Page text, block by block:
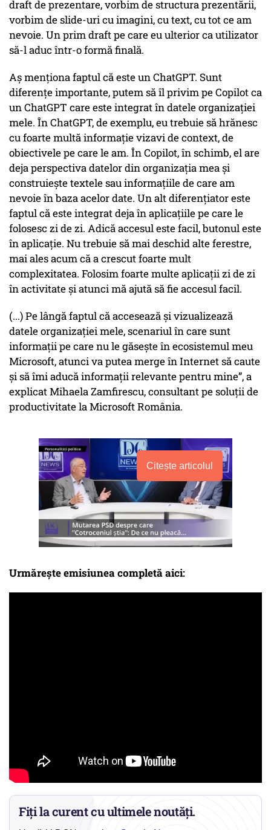
draft de prezentare, vorbim de structura prezentării,
vorbim de slide-uri cu imagini, cu text, cu tot ce am
nevoie. Un prim draft pe care eu ulterior ca utilizator
să-l aduc într-o formă finală.
Aș menționa faptul că este un ChatGPT. Sunt
diferențe importante, putem să îl privim pe Copilot ca
un ChatGPT care este integrat în datele organizației
mele. În ChatGPT, de exemplu, eu trebuie să hrănesc
cu foarte multă informație vizavi de context, de
obiectivele pe care le am. În Copilot, în schimb, el are
deja perspectiva datelor din organizația mea și
construiește textele sau informațiile de care am
nevoie în baza acelor date. Un alt diferențiator este
faptul că este integrat deja în aplicațiile pe care le
folosesc zi de zi. Adică accesul este facil, butonul este
în aplicație. Nu trebuie să mai deschid alte ferestre,
mai ales acum că a crescut foarte mult
complexitatea. Folosim foarte multe aplicații zi de zi
în activitate și atunci mă ajută să fie accesul facil.
(...) Pe lângă faptul că accesează și vizualizează
datele organizației mele, scenariul în care sunt
informații pe care nu le găsește în ecosistemul meu
Microsoft, atunci va putea merge în Internet să caute
și să îmi aducă informații relevante pentru mine”, a
explicat Mihaela Zamfirescu, consultant pe soluții de
productivitate la Microsoft România.
Citește articolul
Urmărește emisiunea completă aici:
Fiți la curent cu ultimele noutăți.